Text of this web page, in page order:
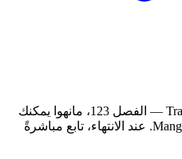
أنت تقرأ Trash of the Count's Family — الفصل 123، مانهوا يمكنك
عند الانتهاء، تابع مباشرةً